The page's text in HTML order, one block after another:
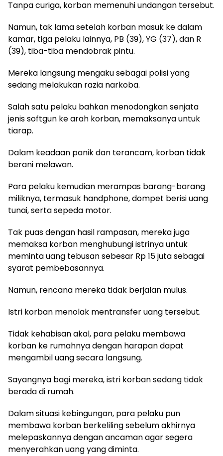
Tanpa curiga, korban memenuhi undangan tersebut.
Namun, tak lama setelah korban masuk ke dalam
kamar, tiga pelaku lainnya, PB (39), YG (37), dan R
(39), tiba-tiba mendobrak pintu.
Mereka langsung mengaku sebagai polisi yang
sedang melakukan razia narkoba.
Salah satu pelaku bahkan menodongkan senjata
jenis softgun ke arah korban, memaksanya untuk
tiarap.
Dalam keadaan panik dan terancam, korban tidak
berani melawan.
Para pelaku kemudian merampas barang-barang
miliknya, termasuk handphone, dompet berisi uang
tunai, serta sepeda motor.
Tak puas dengan hasil rampasan, mereka juga
memaksa korban menghubungi istrinya untuk
meminta uang tebusan sebesar Rp 15 juta sebagai
syarat pembebasannya.
Namun, rencana mereka tidak berjalan mulus.
Istri korban menolak mentransfer uang tersebut.
Tidak kehabisan akal, para pelaku membawa
korban ke rumahnya dengan harapan dapat
mengambil uang secara langsung.
Sayangnya bagi mereka, istri korban sedang tidak
berada di rumah.
Dalam situasi kebingungan, para pelaku pun
membawa korban berkeliling sebelum akhirnya
melepaskannya dengan ancaman agar segera
menyerahkan uang yang diminta.